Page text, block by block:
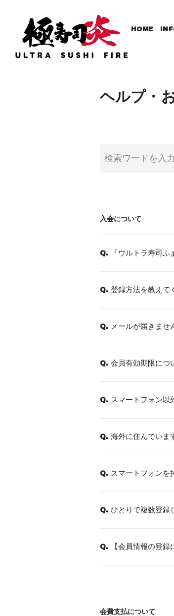
HOME
ヘルプ・
入会について
Q. 「ウルトラ寿司
Q. 登録方法を教えて
Q. メールが届きませ
Q. 会員有効期限につ
Q. スマートフォン以
Q. 海外に住んでいま
Q. スマートフォンを
Q. ひとりで複数登録
Q. 【会員情報の登
会費支払について